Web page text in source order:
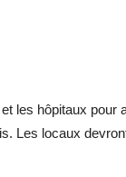
les hôpitaux
Les locaux